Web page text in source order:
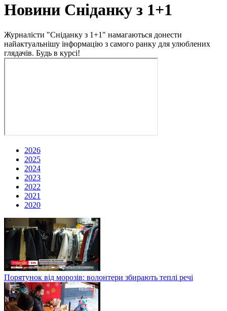
Новини Сніданку з 1+1
Журналісти "Сніданку з 1+1" намагаються донести
найактуальнішу інформацію з самого ранку для улюблених
глядачів. Будь в курсі!
2026
2025
2024
2023
2022
2021
2020
Порятунок від морозів: волонтери збирають теплі речі